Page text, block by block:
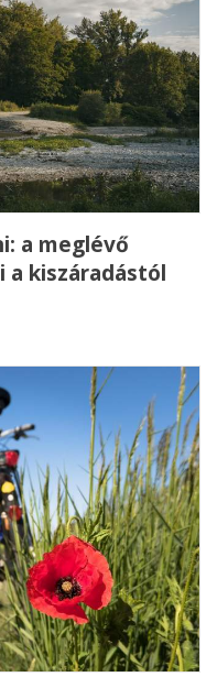
a meglévő
kiszáradástól